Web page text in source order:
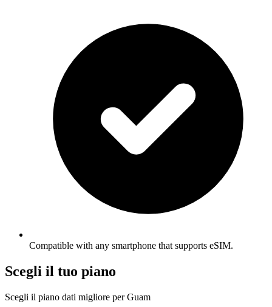
Compatible with any smartphone that supports eSIM.
Scegli il tuo piano
Scegli il piano dati migliore per Guam